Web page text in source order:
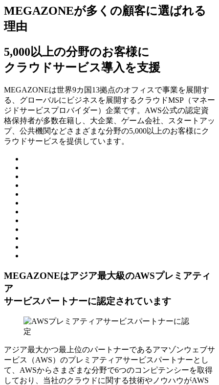
MEGAZONEが多くの顧客に選ばれる
理由
5,000以上の分野のお客様に
クラウドサービス導入を支援
MEGAZONEは世界9カ国13拠点のオフィスで事業を展開す
る、グローバルにビジネスを展開するクラウドMSP（マネー
ジドサービスプロバイダー）企業です。AWS公式の認定資
格保持者が多数在籍し、⼤企業、ゲーム会社、スタートアッ
プ、公共機関などさまざまな分野の5,000以上のお客様にク
ラウドサービスを提供しています。
MEGAZONEはアジア最⼤級のAWSプレミアティ
ア
サービスパートナーに認定されています
アジア最大かつ最上位のパートナーであるアマゾンウェブサ
ービス（AWS）のプレミアティアサービスパートナーとし
て、AWSからさまざまな分野で6つのコンピテンシーを取得
しており、当社のクラウドに関する技術やノウハウがAWS